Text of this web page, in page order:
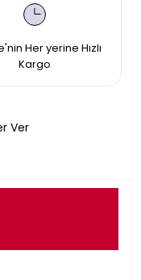
Her yerine Hızlı
Kargo
Ver